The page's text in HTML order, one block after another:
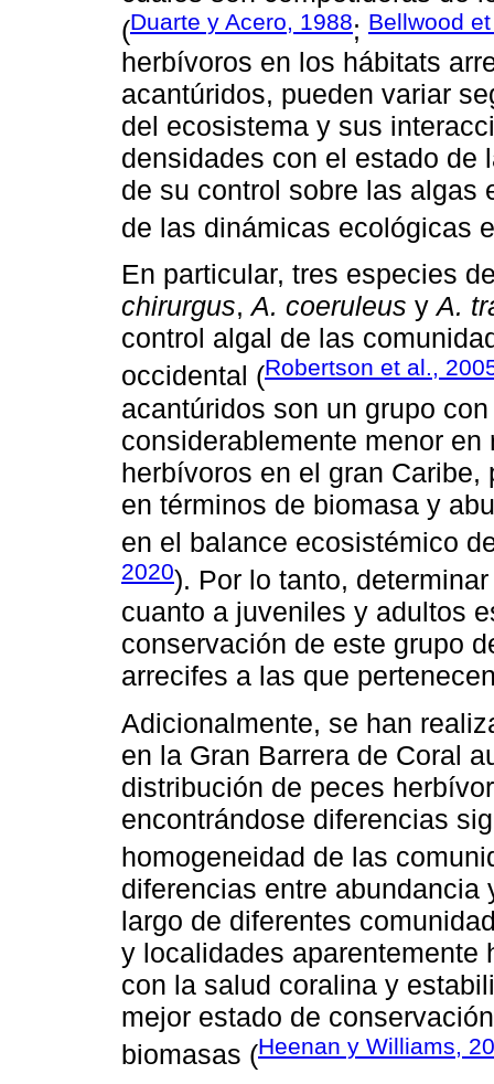
(Duarte y Acero, 1988; Bellwood
herbívoros en los hábitats
acantúridos, pueden variar
del ecosistema y sus
densidades con el estado de
de su control sobre las algas
de las dinámicas ecológicas
En particular, tres especies
chirurgus,A. coeruleus yA.
control algal de las
occidental (Robertson et al.,
acantúridos son un grupo
considerablemente menor
herbívoros en el gran
en términos de biomasa y
en el balance ecosistémico
2020). Por lo tanto,
cuanto a juveniles y adultos
conservación de este grupo
arrecifes a las que
Adicionalmente, se han
en la Gran Barrera de Coral
distribución de peces
encontrándose diferencias
homogeneidad de las
diferencias entre
largo de diferentes
y localidades aparentemente
con la salud coralina y
mejor estado de
biomasas (Heenan y Williams,